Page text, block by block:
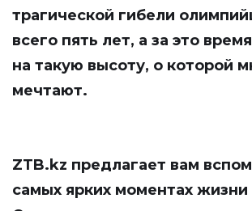
трагической гибели
всего пять лет, а за это
на такую высоту, о которой
мечтают.
ZTB.kz предлагает вам
самых ярких моментах жизни